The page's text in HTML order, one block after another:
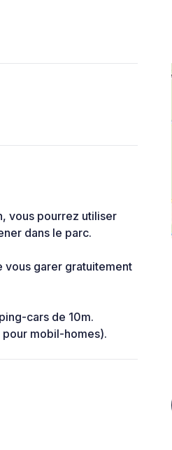
vous pourrez utiliser
dans le parc.
vous garer gratuitement
cars de 10m.
mobil-homes).